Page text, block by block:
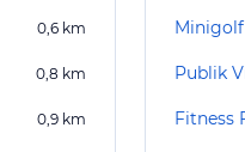
0,6 km
0,8 km
0,9 km
Publik
Fitness